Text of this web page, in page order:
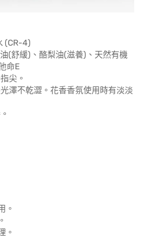
(CR-4)
(舒緩)、酪梨油(滋養)、天然有機
命E
尖。
澤不乾澀。花香香氛使用時有淡淡
。
。